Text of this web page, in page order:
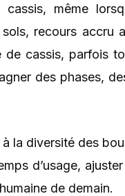
même
recours accru
cassis, parfois
des phases,
la diversité des
d’usage,
de demain.